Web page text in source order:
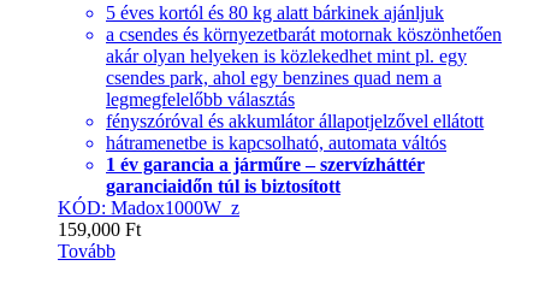
5 éves kortól és 80 kg alatt bárkinek ajánljuk
a csendes és környezetbarát motornak köszönhetően
akár olyan helyeken is közlekedhet mint pl. egy
csendes park, ahol egy benzines quad nem a
legmegfelelőbb választás
fényszóróval és akkumlátor állapotjelzővel ellátott
hátramenetbe is kapcsolható, automata váltós
1 év garancia a járműre – szervízháttér
garanciaidőn túl is biztosított
KÓD: Madox1000W_z
159,000 Ft
Tovább